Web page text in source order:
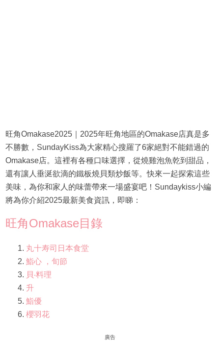
旺角Omakase2025｜2025年旺角地區的Omakase店真是多
不勝數，SundayKiss為大家精心搜羅了6家絕對不能錯過的
Omakase店。這裡有各種口味選擇，從燒雞泡魚乾到甜品，
還有讓人垂涎欲滴的鐵板燒貝類炒飯等。快來一起探索這些
美味，為你和家人的味蕾帶來一場盛宴吧！Sundaykiss小編
將為你介紹2025最新美食資訊，即睇：
旺角Omakase目錄
丸十寿司日本食堂
鮨心 ，旬節
貝‧料理
升
鮨優
櫻羽花
廣告